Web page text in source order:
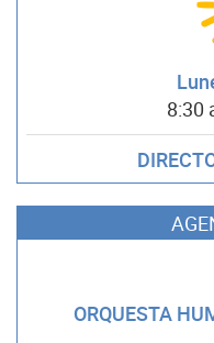
8:30
ORQUESTA